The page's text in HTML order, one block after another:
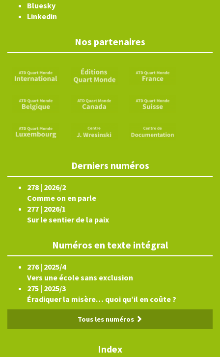
Bluesky
Linkedin
Nos partenaires
Derniers numéros
278 | 2026/2
Comme on en parle
277 | 2026/1
Sur le sentier de la paix
Numéros en texte intégral
276 | 2025/4
Vers une école sans exclusion
275 | 2025/3
Éradiquer la misère… quoi qu’il en coûte ?
Tous les numéros
Index